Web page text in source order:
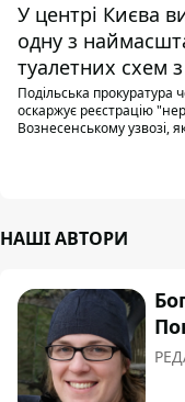
У центрі Києва
одну з
туалетних схем
будинком
Подільська прокуратура
оскаржує реєстрацію
Вознесенському узвозі,
НАШІ АВТОРИ